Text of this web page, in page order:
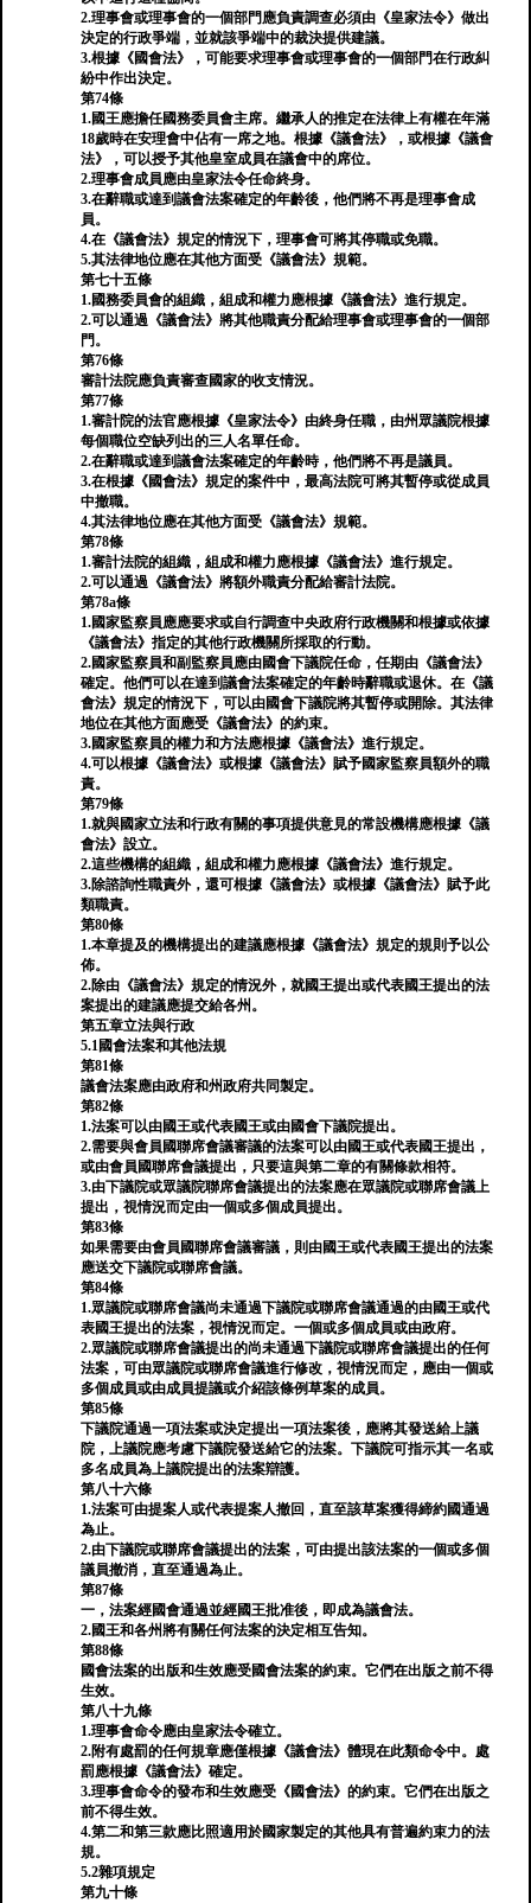
2.理事會或理事會的一個部門應負責調查必須由《皇家法令》做出
決定的行政爭端，並就該爭端中的裁決提供建議。
3.根據《國會法》，可能要求理事會或理事會的一個部門在行政糾
紛中作出決定。
第74條
1.國王應擔任國務委員會主席。繼承人的推定在法律上有權在年滿
18歲時在安理會中佔有一席之地。根據《議會法》，或根據《議會
法》，可以授予其他皇室成員在議會中的席位。
2.理事會成員應由皇家法令任命終身。
3.在辭職或達到議會法案確定的年齡後，他們將不再是理事會成
員。
4.在《議會法》規定的情況下，理事會可將其停職或免職。
5.其法律地位應在其他方面受《議會法》規範。
第七十五條
1.國務委員會的組織，組成和權力應根據《議會法》進行規定。
2.可以通過《議會法》將其他職責分配給理事會或理事會的一個部
門。
第76條
審計法院應負責審查國家的收支情況。
第77條
1.審計院的法官應根據《皇家法令》由終身任職，由州眾議院根據
每個職位空缺列出的三人名單任命。
2.在辭職或達到議會法案確定的年齡時，他們將不再是議員。
3.在根據《國會法》規定的案件中，最高法院可將其暫停或從成員
中撤職。
4.其法律地位應在其他方面受《議會法》規範。
第78條
1.審計法院的組織，組成和權力應根據《議會法》進行規定。
2.可以通過《議會法》將額外職責分配給審計法院。
第78a條
1.國家監察員應應要求或自行調查中央政府行政機關和根據或依據
《議會法》指定的其他行政機關所採取的行動。
2.國家監察員和副監察員應由國會下議院任命，任期由《議會法》
確定。他們可以在達到議會法案確定的年齡時辭職或退休。在《議
會法》規定的情況下，可以由國會下議院將其暫停或開除。其法律
地位在其他方面應受《議會法》的約束。
3.國家監察員的權力和方法應根據《議會法》進行規定。
4.可以根據《議會法》或根據《議會法》賦予國家監察員額外的職
責。
第79條
1.就與國家立法和行政有關的事項提供意見的常設機構應根據《議
會法》設立。
2.這些機構的組織，組成和權力應根據《議會法》進行規定。
3.除諮詢性職責外，還可根據《議會法》或根據《議會法》賦予此
類職責。
第80條
1.本章提及的機構提出的建議應根據《議會法》規定的規則予以公
佈。
2.除由《議會法》規定的情況外，就國王提出或代表國王提出的法
案提出的建議應提交給各州。
第五章立法與行政
5.1國會法案和其他法規
第81條
議會法案應由政府和州政府共同製定。
第82條
1.法案可以由國王或代表國王或由國會下議院提出。
2.需要與會員國聯席會議審議的法案可以由國王或代表國王提出，
或由會員國聯席會議提出，只要這與第二章的有關條款相符。
3.由下議院或眾議院聯席會議提出的法案應在眾議院或聯席會議上
提出，視情況而定由一個或多個成員提出。
第83條
如果需要由會員國聯席會議審議，則由國王或代表國王提出的法案
應送交下議院或聯席會議。
第84條
1.眾議院或聯席會議尚未通過下議院或聯席會議通過的由國王或代
表國王提出的法案，視情況而定。一個或多個成員或由政府。
2.眾議院或聯席會議提出的尚未通過下議院或聯席會議提出的任何
法案，可由眾議院或聯席會議進行修改，視情況而定，應由一個或
多個成員或由成員提議或介紹該條例草案的成員。
第85條
下議院通過一項法案或決定提出一項法案後，應將其發送給上議
院，上議院應考慮下議院發送給它的法案。下議院可指示其一名或
多名成員為上議院提出的法案辯護。
第八十六條
1.法案可由提案人或代表提案人撤回，直至該草案獲得締約國通過
為止。
2.由下議院或聯席會議提出的法案，可由提出該法案的一個或多個
議員撤消，直至通過為止。
第87條
一，法案經國會通過並經國王批准後，即成為議會法。
2.國王和各州將有關任何法案的決定相互告知。
第88條
國會法案的出版和生效應受國會法案的約束。它們在出版之前不得
生效。
第八十九條
1.理事會命令應由皇家法令確立。
2.附有處罰的任何規章應僅根據《議會法》體現在此類命令中。處
罰應根據《議會法》確定。
3.理事會命令的發布和生效應受《國會法》的約束。它們在出版之
前不得生效。
4.第二和第三款應比照適用於國家製定的其他具有普遍約束力的法
規。
5.2雜項規定
第九十條